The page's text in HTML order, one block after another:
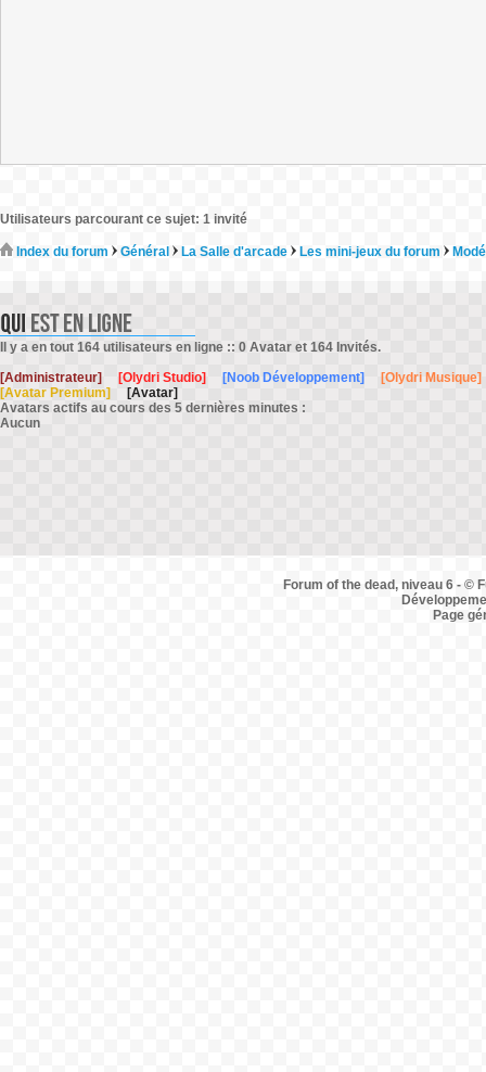
Utilisateurs parcourant ce sujet: 1 invité
Index du forum Général La Salle d'arcade Les mini-jeux du forum
Il y a en tout 164 utilisateurs en ligne :: 0 Avatar et 164 Invités.
[Administrateur]
[Olydri Studio] [Noob Développement]
[Olydri Musique]
[Avatar Premium]
[Avatar]
Avatars actifs au cours des 5 dernières minutes :
Aucun
Forum of the dead, niveau 6 - ©
Page